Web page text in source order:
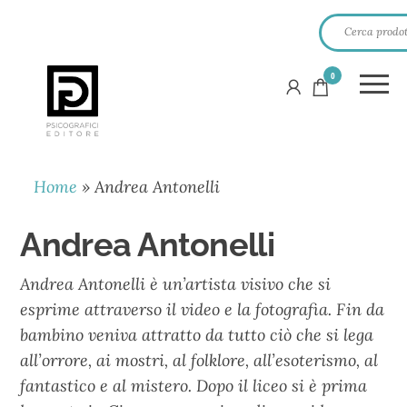
PSICOGRAFICI
EDITORE
0
Home »Andrea Antonelli
Andrea Antonelli
Andrea Antonelli è un’artista visivo che si
esprime attraverso il video e la fotografia. Fin da
bambino veniva attratto da tutto ciò che si lega
all’orrore, ai mostri, al folklore, all’esoterismo, al
fantastico e al mistero. Dopo il liceo si è prima